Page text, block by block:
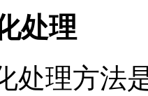
处理
处理方法